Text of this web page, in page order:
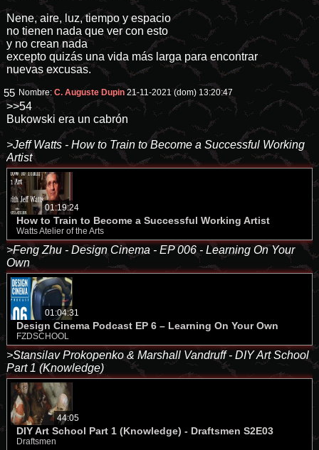
Nene, aire, luz, tiempo y espacio
no tienen nada que ver con esto
y no crean nada
excepto quizás una vida más larga para encontrar
nuevas excusas.
55 Nombre:C. Auguste Dupin 21-11-2021 (dom) 13:20:47
>>54
Bukowski era un cabrón
>Jeff Watts - How to Train to Become a Successful Working
Artist
01:19:24
How to Train to Become a Successful Working Artist
Watts Atelier of the Arts
>Feng Zhu - Design Cinema - EP 006 - Learning On Your
Own
01:04:31
Design Cinema Podcast EP 6 – Learning On Your Own
FZDSCHOOL
>Stansilav Prokopenko & Marshall Vandruff - DIY Art School
Part 1 (Knowledge)
44:05
DIY Art School Part 1 (Knowledge) - Draftsmen S2E03
Draftsmen